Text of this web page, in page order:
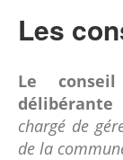
Les
Le
chargé de
de la